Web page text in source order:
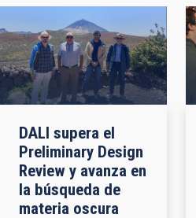
DALI supera el
Preliminary Design
Review y avanza en
la búsqueda de
materia oscura